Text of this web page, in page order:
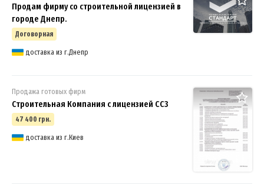
Продам фирму со строительной лицензией в
городе Днепр.
Договорная
доставка из г.Днепр
Продажа готовых фирм
Строительная Компания с лицензией СС3
47 400 грн.
доставка из г.Киев